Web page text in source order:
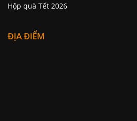
Hộp quà Tết 2026
ĐỊA ĐIỂM